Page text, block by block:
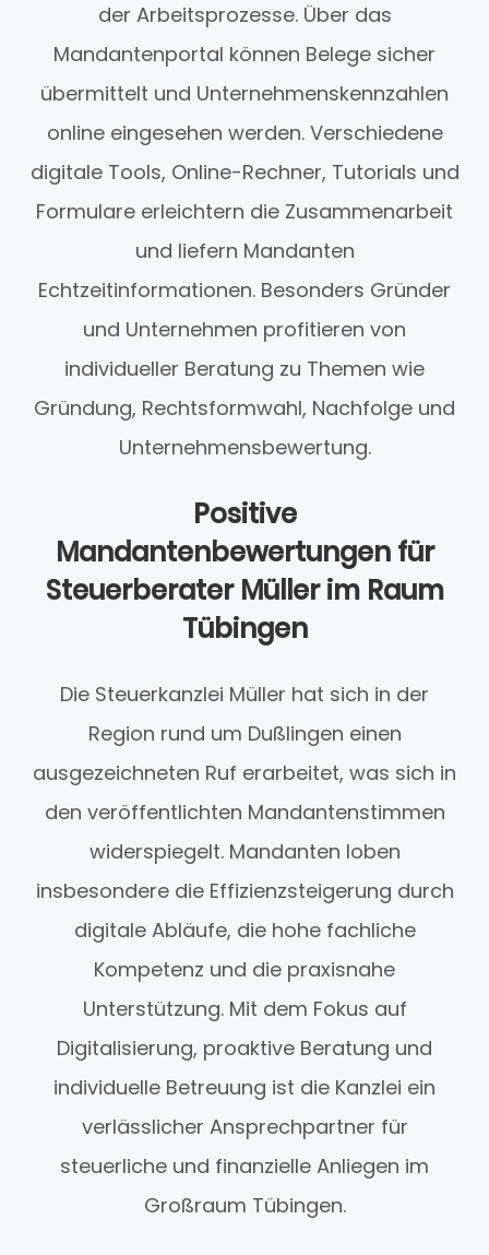
der Arbeitsprozesse. Über das
Mandantenportal können Belege sicher
übermittelt und Unternehmenskennzahlen
online eingesehen werden. Verschiedene
digitale Tools, Online-Rechner, Tutorials und
Formulare erleichtern die Zusammenarbeit
und liefern Mandanten
Echtzeitinformationen. Besonders Gründer
und Unternehmen profitieren von
individueller Beratung zu Themen wie
Gründung, Rechtsformwahl, Nachfolge und
Unternehmensbewertung.
Positive
Mandantenbewertungen für
Steuerberater Müller im Raum
Tübingen
Die Steuerkanzlei Müller hat sich in der
Region rund um Dußlingen einen
ausgezeichneten Ruf erarbeitet, was sich in
den veröffentlichten Mandantenstimmen
widerspiegelt. Mandanten loben
insbesondere die Effizienzsteigerung durch
digitale Abläufe, die hohe fachliche
Kompetenz und die praxisnahe
Unterstützung. Mit dem Fokus auf
Digitalisierung, proaktive Beratung und
individuelle Betreuung ist die Kanzlei ein
verlässlicher Ansprechpartner für
steuerliche und finanzielle Anliegen im
Großraum Tübingen.